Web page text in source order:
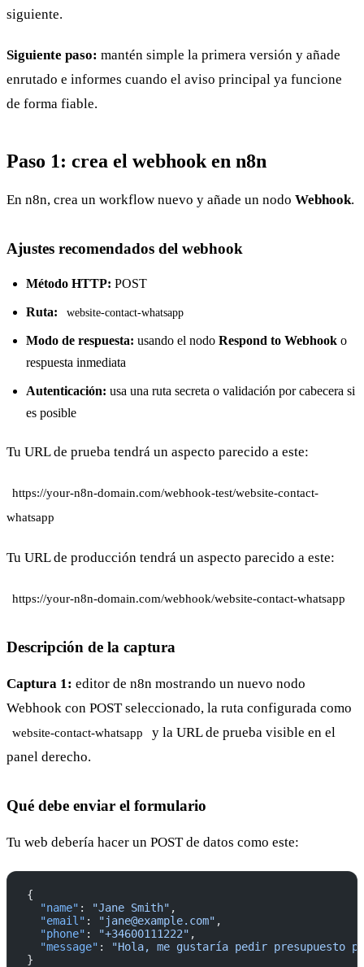
siguiente.
Siguiente paso: mantén simple la primera versión y añade
enrutado e informes cuando el aviso principal ya funcione
de forma fiable.
Paso 1: crea el webhook en n8n
En n8n, crea un workflow nuevo y añade un nodo Webhook.
Ajustes recomendados del webhook
Método HTTP: POST
Ruta: website-contact-whatsapp
Modo de respuesta: usando el nodo Respond to Webhook o
respuesta inmediata
Autenticación: usa una ruta secreta o validación por cabecera si
es posible
Tu URL de prueba tendrá un aspecto parecido a este:
https://your-n8n-domain.com/webhook-test/website-contact-
whatsapp
Tu URL de producción tendrá un aspecto parecido a este:
https://your-n8n-domain.com/webhook/website-contact-whatsapp
Descripción de la captura
Captura 1: editor de n8n mostrando un nuevo nodo
Webhook con POST seleccionado, la ruta configurada como
website-contact-whatsapp
y la URL de prueba visible en el
panel derecho.
Qué debe enviar el formulario
Tu web debería hacer un POST de datos como este:
{
  "name"
: "Jane Smith" ,
  "email"
: "jane@example.com" ,
  "phone"
: "+34600111222" ,
  "message"
:
"Hola, me gustaría pedir presupuesto
}